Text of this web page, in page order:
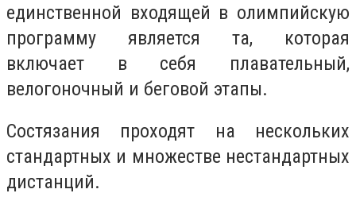
единственной входящей в олимпийскую
программу является та, которая
включает в себя плавательный,
велогоночный и беговой этапы.
Состязания проходят на нескольких
стандартных и множестве нестандартных
дистанций.